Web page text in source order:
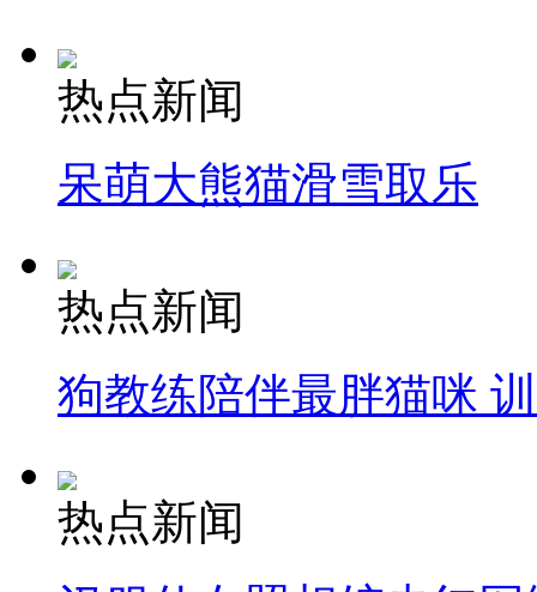
热点新闻
呆萌大熊猫滑雪取乐
热点新闻
狗教练陪伴最胖猫咪
热点新闻